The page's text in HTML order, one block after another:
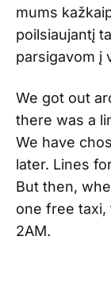
mums
poilsiaujantį
parsigavom į
We got out
there was a
We have
later. Lines
But then,
one free taxi,
2AM.